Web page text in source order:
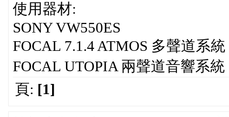
使用器材:
SONY VW550ES
FOCAL 7.1.4 ATMOS 多聲道系統
FOCAL UTOPIA 兩聲道音響系統
頁: [1]